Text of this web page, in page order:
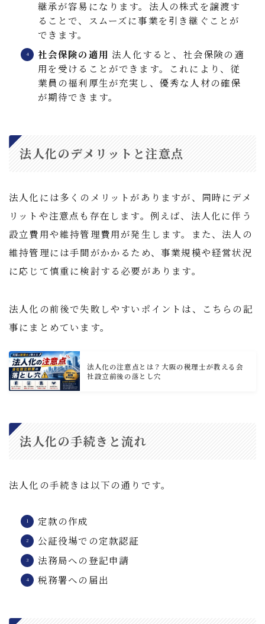
継承が容易になります。法人の株式を譲渡す
ることで、スムーズに事業を引き継ぐことが
できます。
社会保険の適用 法人化すると、社会保険の適
用を受けることができます。これにより、従
業員の福利厚生が充実し、優秀な人材の確保
が期待できます。
法人化のデメリットと注意点
法人化には多くのメリットがありますが、同時にデメ
リットや注意点も存在します。例えば、法人化に伴う
設立費用や維持管理費用が発生します。また、法人の
維持管理には手間がかかるため、事業規模や経営状況
に応じて慎重に検討する必要があります。
法人化の前後で失敗しやすいポイントは、こちらの記
事にまとめています。
法人化の注意点とは？大阪の税理士が教える会
社設立前後の落とし穴
法人化の手続きと流れ
法人化の手続きは以下の通りです。
定款の作成
公証役場での定款認証
法務局への登記申請
税務署への届出